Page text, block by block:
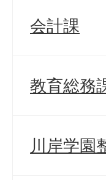
会計課
教育総務
川岸学園